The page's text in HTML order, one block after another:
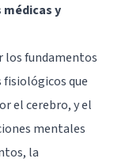
y
los fundamentos
que
el cerebro, y el
mentales
la